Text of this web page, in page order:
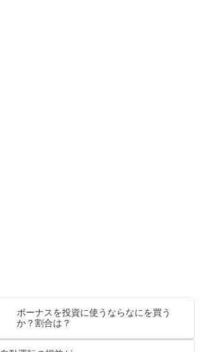
ボーナスを投資に使うならなにを買う
か？割合は？